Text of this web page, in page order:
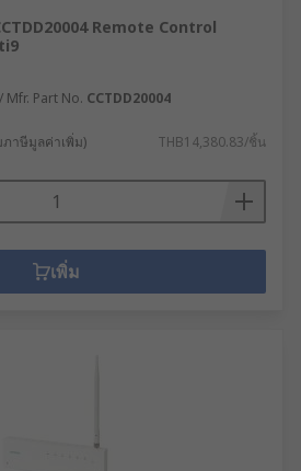
Remote Control
Part No. CCTDD20004
ภาษีมูลค่าเพิ่ม) THB14,380.83/ชิ้น
เพิ่ม